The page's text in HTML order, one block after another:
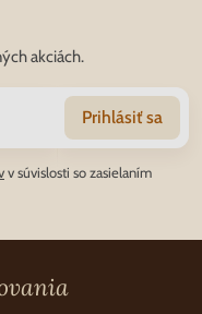
akciách.
Prihlásiť sa
v súvislosti so zasielaním